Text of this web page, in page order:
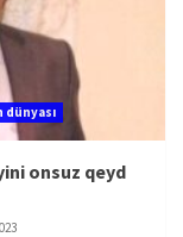
onsuz qeyd